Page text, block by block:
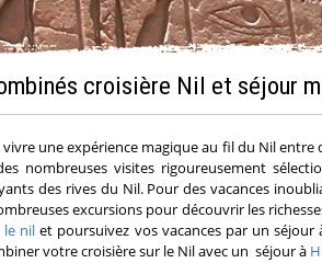
croisière Nil et séjour
une expérience magique au fil du Nil
nombreuses visites rigoureusement
des rives du Nil. Pour des vacances
excursions pour découvrir les
le nil et poursuivez vos vacances par un
votre croisière sur le Nil avec un séjour à